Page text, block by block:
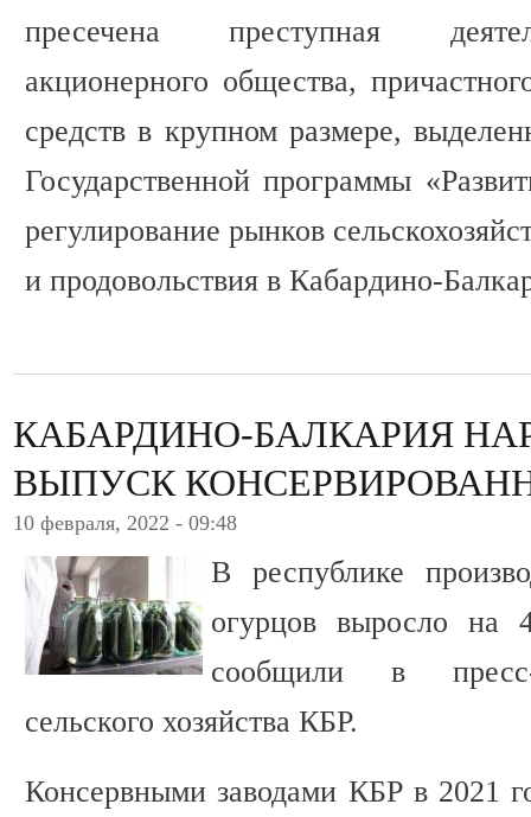
пресечена преступная
акционерного общества,
средств в крупном размере,
Государственной программы
регулирование рынков
и продовольствия в Кабардино-
КАБАРДИНО-БАЛКАРИЯ
ВЫПУСК
10 февраля, 2022 - 09:48
В республике
огурцов выросло
сообщили в пресс-
сельского хозяйства КБР.
Консервными заводами КБР в 2021